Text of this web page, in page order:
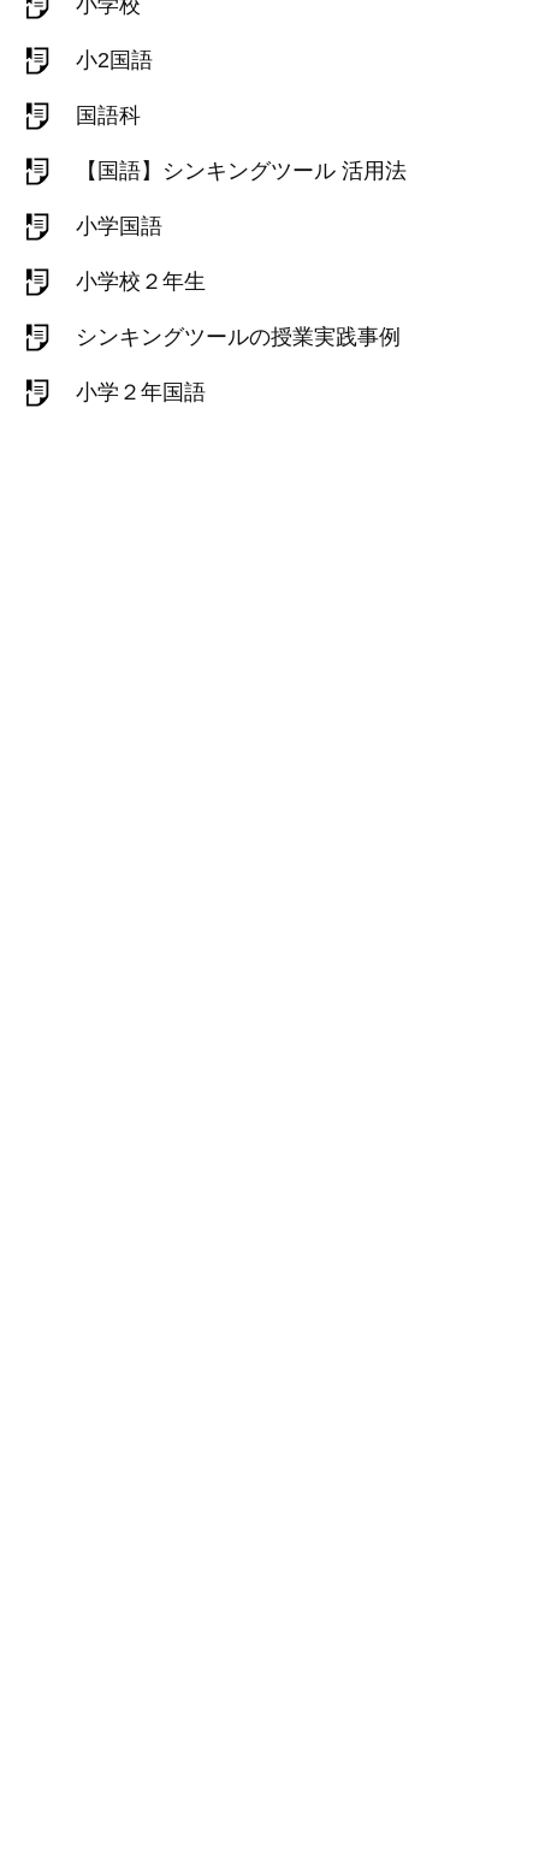
小2国語
国語科
【国語】シンキングツール 活用法
小学国語
小学校２年生
シンキングツールの授業実践事例
小学２年国語